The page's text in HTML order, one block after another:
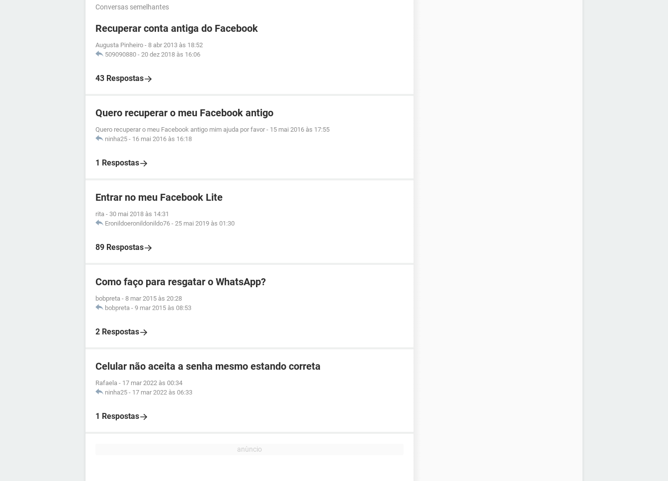
Conversas semelhantes
Recuperar conta antiga do Facebook
Augusta Pinheiro - 8 abr 2013 às 18:52
509090880 - 20 dez 2018 às 16:06
43 Respostas
Quero recuperar o meu Facebook antigo
Quero recuperar o meu Facebook antigo mim ajuda por favor - 15 mai 2016 às 17:55
ninha25 - 16 mai 2016 às 16:18
1 Respostas
Entrar no meu Facebook Lite
rita - 30 mai 2018 às 14:31
Eronildoeronildonildo76 - 25 mai 2019 às 01:30
89 Respostas
Como faço para resgatar o WhatsApp?
bobpreta - 8 mar 2015 às 20:28
bobpreta - 9 mar 2015 às 08:53
2 Respostas
Celular não aceita a senha mesmo estando correta
Rafaela - 17 mar 2022 às 00:34
ninha25 - 17 mar 2022 às 06:33
1 Respostas